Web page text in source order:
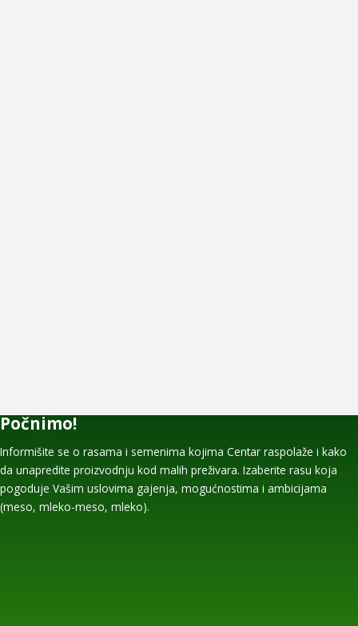
Počnimo!
Informišite se o rasama i semenima kojima Centar raspolaže i kako
da unapredite proizvodnju kod malih preživara. Izaberite rasu koja
pogoduje Vašim uslovima gajenja, mogućnostima i ambicijama
(meso, mleko-meso, mleko).